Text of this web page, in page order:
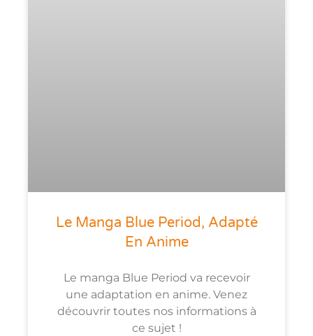
Le Manga Blue Period, Adapté
En Anime
Le manga Blue Period va recevoir
une adaptation en anime. Venez
découvrir toutes nos informations à
ce sujet !